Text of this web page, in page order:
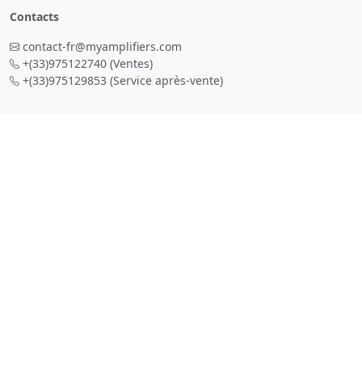
Contacts
contact-fr@myamplifiers.com
+(33)975122740 (Ventes)
+(33)975129853 (Service après-vente)